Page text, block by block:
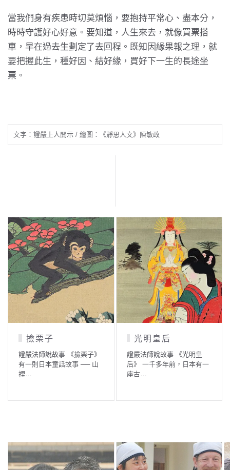
當我們身有疾患時切莫煩惱，要抱持平常心、盡本分，
時時守護好心好意。要知道，人生來去，就像買票搭
車，早在過去生劃定了去回程。既知因緣果報之理，就
要把握此生，種好因、結好緣，買好下一生的長途坐
票。
文字：證嚴上人開示 / 繪圖：《靜思人文》陳敏政
撿栗子
證嚴法師說故事 《撿栗子》
有一則日本童話故事 ── 山
裡…
光明皇后
證嚴法師說故事 《光明皇
后》 一千多年前，日本有一
座古…